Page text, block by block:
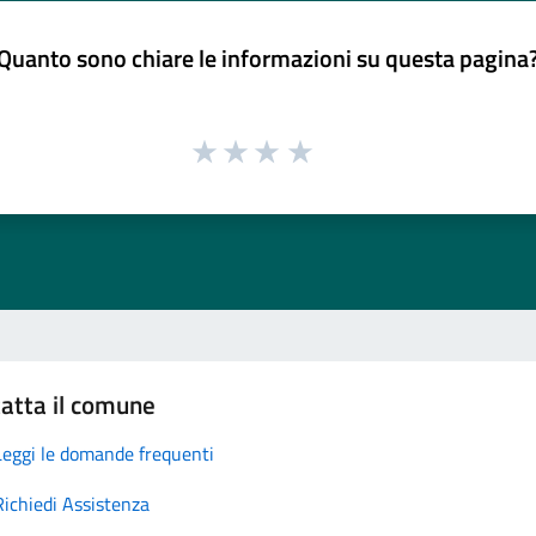
sono chiare le informazioni su questa
il comune
le domande frequenti
Assistenza